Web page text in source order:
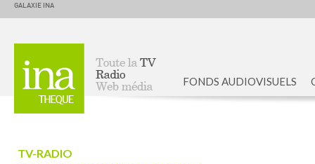
GALAXIE INA
FONDS AUDIOVISUELS
TV-RADIO